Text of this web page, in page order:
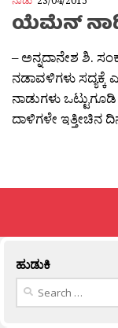
ಯೆಮೆನ್
– ಅನ್ನದಾನೇಶ ಶಿ.
ನಡಾವಳಿಗಳು
ನಾಡುಗಳು
ದಾಳಿಗಳೇ ಇತ್ತೀಚಿನ
ಹುಡುಕಿ
Search